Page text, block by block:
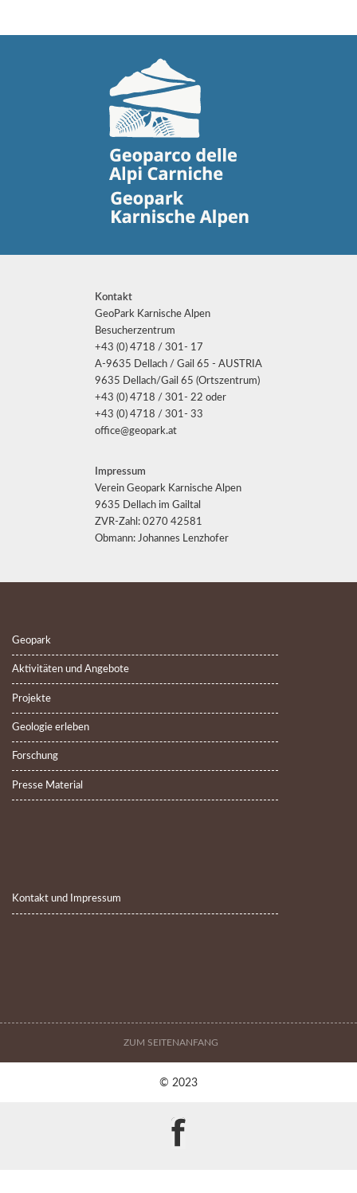
Kontakt
GeoPark Karnische Alpen
Besucherzentrum
+43 (0) 4718 / 301- 17
A-9635 Dellach / Gail 65 - AUSTRIA
9635 Dellach/Gail 65 (Ortszentrum)
+43 (0) 4718 / 301- 22 oder
+43 (0) 4718 / 301- 33
office@geopark.at
Impressum
Verein Geopark Karnische Alpen
9635 Dellach im Gailtal
ZVR-Zahl: 0270 42581
Obmann: Johannes Lenzhofer
Geopark
Aktivitäten und Angebote
Projekte
Geologie erleben
Forschung
Presse Material
Kontakt und Impressum
ZUM SEITENANFANG
© 2023